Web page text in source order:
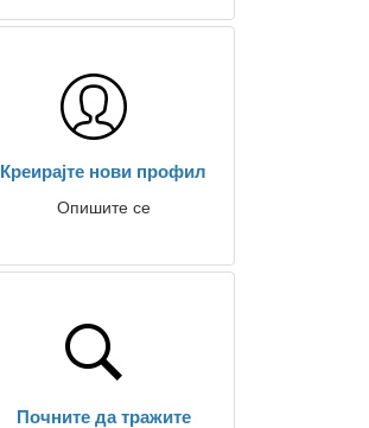
Креирајте нови профил
Опишите се
Почните да тражите